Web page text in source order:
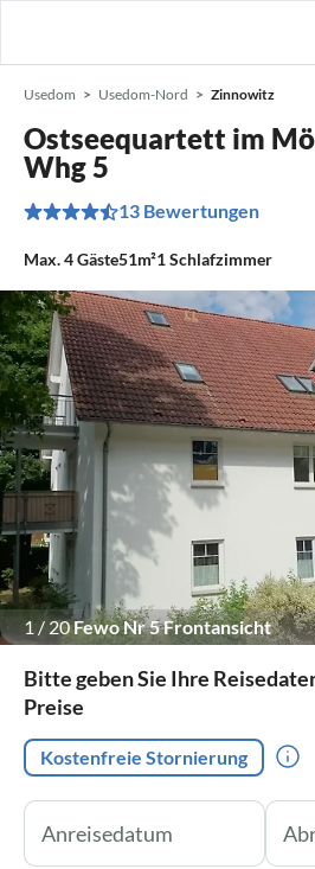
Usedom Usedom-Nord Zinnowitz
Ostseequartett im
Whg 5
13 Bewertungen
Max.4Gäste51m²1Schlafzimmer
1/ 20 Fewo Nr 5 Frontansicht
Bitte geben Sie Ihre
Preise
Kostenfreie Stornierung